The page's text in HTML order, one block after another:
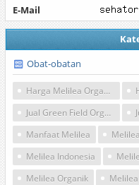
E-Mail
Obat-obatan
Harga Melilea Organik
Jual Green Field Organic
Manfaat Melilea
Melilea
Melilea Indonesia
Melilea Organik